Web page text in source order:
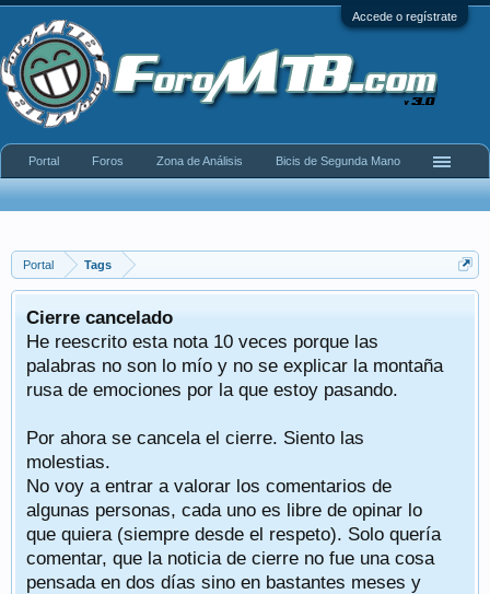
Accede o regístrate
Portal Tags
Cierre cancelado
He reescrito esta nota 10 veces porque las
palabras no son lo mío y no se explicar la montaña
rusa de emociones por la que estoy pasando.
Por ahora se cancela el cierre. Siento las
molestias.
No voy a entrar a valorar los comentarios de
algunas personas, cada uno es libre de opinar lo
que quiera (siempre desde el respeto). Solo quería
comentar, que la noticia de cierre no fue una cosa
pensada en dos días sino en bastantes meses y
Portal Foros Zona de Análisis Bicis de Segunda Mano